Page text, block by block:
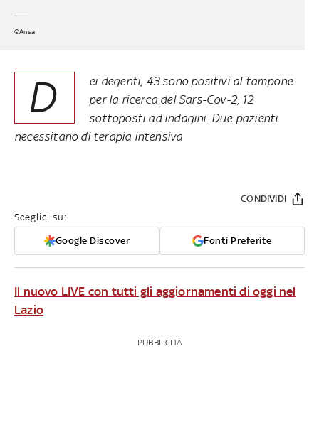
©Ansa
D
ei degenti, 43 sono positivi al tampone
per la ricerca del Sars-Cov-2, 12
sottoposti ad indagini. Due pazienti
necessitano di terapia intensiva
Sceglici su:
Google Discover Fonti Preferite
CONDIVIDI
Il nuovo LIVE con tutti gli aggiornamenti di oggi nel
Lazio
PUBBLICITÀ